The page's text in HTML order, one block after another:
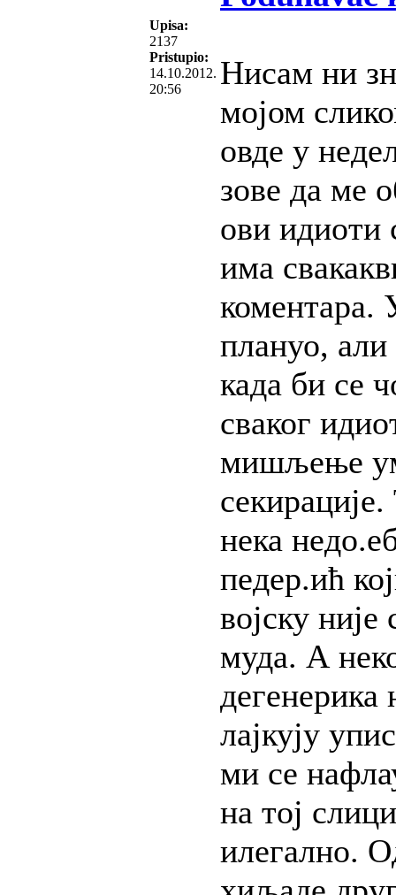
Upisa:
2137
Pristupio:
14.10.2012.
20:56
Нисам ни
мојом
овде у
зове да ме
ови идиоти
има
коментара.
плануо,
када би се
сваког
мишљење
нека
педер.ић
војску
муда. А
лајкују
ми се
на тој
илегално.